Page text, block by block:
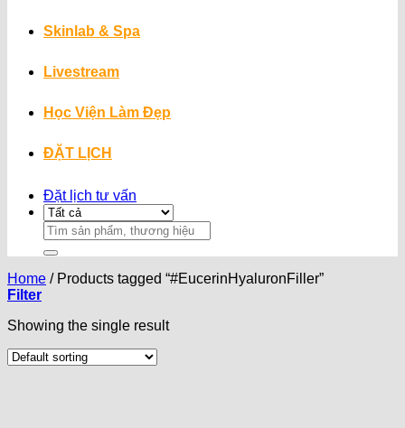
Skinlab & Spa
Livestream
Học Viện Làm Đẹp
ĐẶT LỊCH
Đặt lịch tư vấn
Search
for:
Home /Products tagged “#EucerinHyaluronFiller”
Filter
Showing the single result